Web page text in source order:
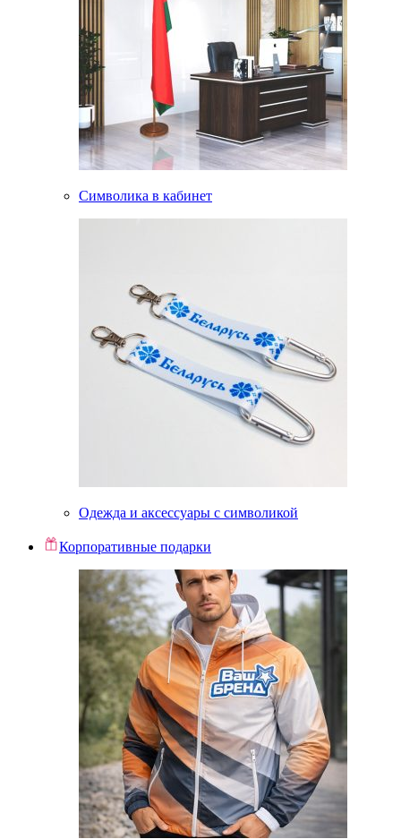
Символика в кабинет
Одежда и аксессуары с символикой
Корпоративные подарки